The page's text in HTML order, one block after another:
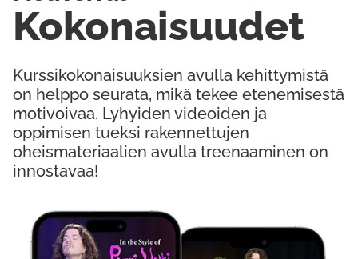
Kurssikokonaisuuksien avulla kehittymistä
on helppo seurata, mikä tekee etenemisestä
motivoivaa. Lyhyiden videoiden ja
oppimisen tueksi rakennettujen
oheismateriaalien avulla treenaaminen on
innostavaa!
Kokonaisuudet